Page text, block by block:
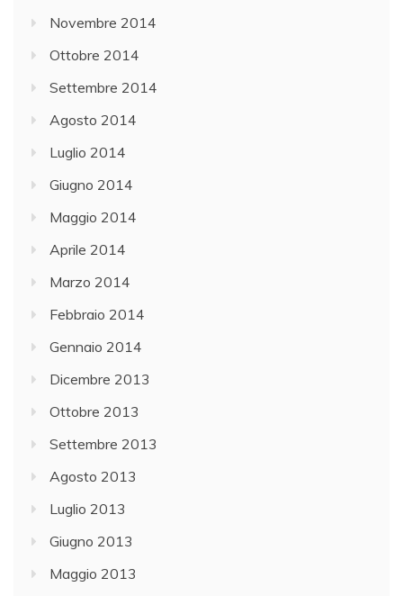
Novembre 2014
Ottobre 2014
Settembre 2014
Agosto 2014
Luglio 2014
Giugno 2014
Maggio 2014
Aprile 2014
Marzo 2014
Febbraio 2014
Gennaio 2014
Dicembre 2013
Ottobre 2013
Settembre 2013
Agosto 2013
Luglio 2013
Giugno 2013
Maggio 2013